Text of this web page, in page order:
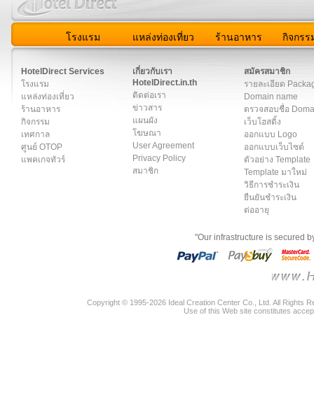
โรงแรม แหล่งท่องเที่ยว ร้านอาหาร กิจกรร
HotelDirect Services
โรงแรม
แหล่งท่องเที่ยว
ร้านอาหาร
กิจกรรม
เทศกาล
ศูนย์ OTOP
แพคเกจทัวร์
เกี่ยวกับเรา
HotelDirect.in.th
ติดต่อเรา
ข่าวสาร
แผนผัง
โฆษณา
User Agreement
Privacy Policy
สมาชิก
สมัครสมาชิก
รายละเอียด
Domain name
ตรวจสอบชื่อ
เว็บโฮสติ้ง
ออกแบบ Logo
ออกแบบเว็บไซต์
ตัวอย่าง Template
Template มาใหม่
วิธีการชำระเงิน
ยืนยันชำระเงิน
ต่ออายุ
"Our infrastructure is secured
Copyright © 1995-2026 Ideal Creation Center Co., Ltd. All Rights
Use of this Web site constitutes